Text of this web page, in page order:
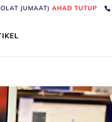
JUMAAT)AHAD TUTUP